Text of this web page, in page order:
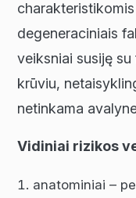
degeneraciniais
veiksniai susiję
krūviu,
netinkama
Vidiniai rizikos
anatominiai –